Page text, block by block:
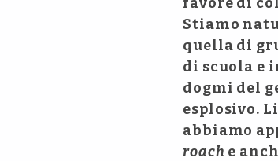
Stiamo
quella di
di scuola e
dogmi del
esplosivo.
abbiamo
roach e